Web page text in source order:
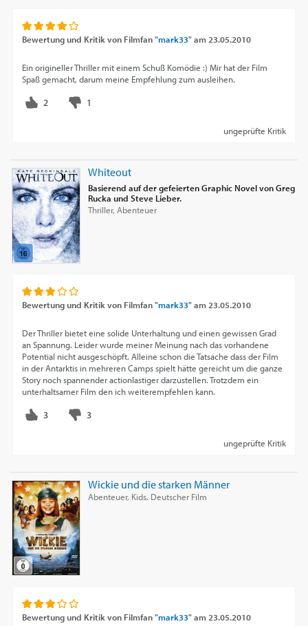
Bewertung und Kritik von Filmfan "mark33"am 23.05.2010
Ein origineller Thriller mit einem Schuß Komödie :) Mir hat der Film
Spaß gemacht, darum meine Empfehlung zum ausleihen.
ungeprüfte Kritik
Whiteout
Basierend auf der gefeierten Graphic Novel von Greg
Rucka und Steve Lieber.
Thriller, Abenteuer
Bewertung und Kritik von Filmfan "mark33"am 23.05.2010
Der Thriller bietet eine solide Unterhaltung und einen gewissen Grad
an Spannung. Leider wurde meiner Meinung nach das vorhandene
Potential nicht ausgeschöpft. Alleine schon die Tatsache dass der Film
in der Antarktis in mehreren Camps spielt hätte gereicht um die ganze
Story noch spannender actionlastiger darzustellen. Trotzdem ein
unterhaltsamer Film den ich weiterempfehlen kann.
ungeprüfte Kritik
Wickie und die starken Männer
Abenteuer, Kids, Deutscher Film
Bewertung und Kritik von Filmfan "mark33"am 23.05.2010